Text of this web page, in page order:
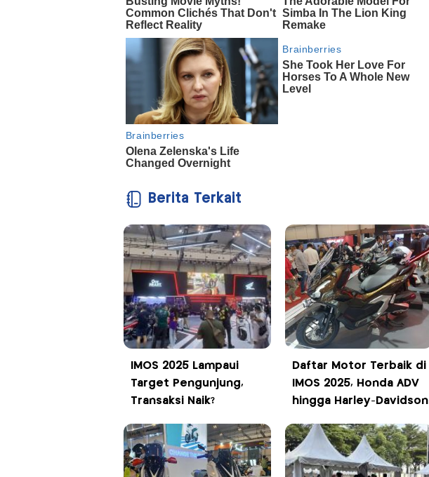
Berita Terkait
IMOS 2025 Lampaui
Target Pengunjung,
Transaksi Naik?
Daftar Motor Terbaik di
IMOS 2025, Honda ADV
hingga Harley-Davidson